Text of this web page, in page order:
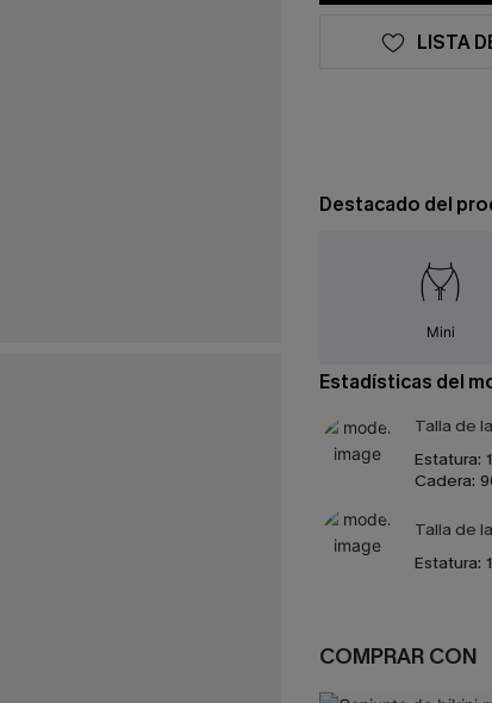
LISTA
Destacado del
Mini
Estadísticas del
Talla de
Estatura:
Cadera:
Talla de
Estatura:
COMPRAR CON